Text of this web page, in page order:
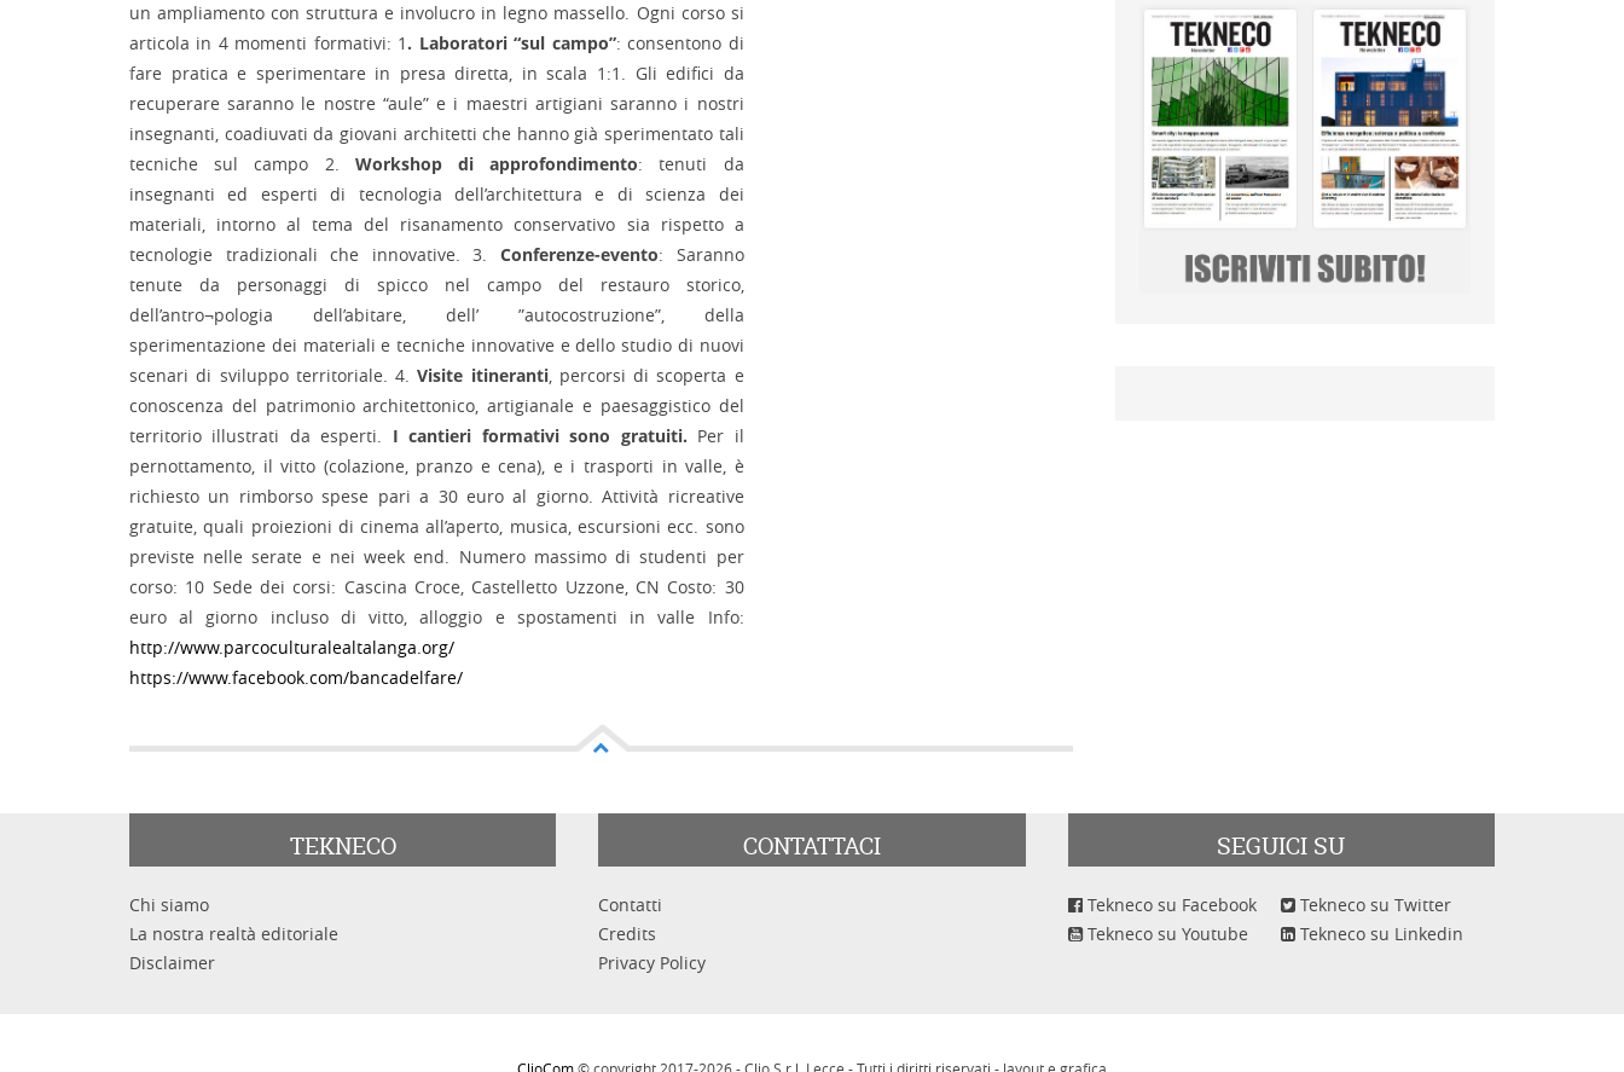
un ampliamento con struttura e involucro in legno massello. Ogni corso si
articola in 4 momenti formativi: 1. Laboratori “sul campo”: consentono di
fare pratica e sperimentare in presa diretta, in scala 1:1. Gli edifici da
recuperare saranno le nostre “aule” e i maestri artigiani saranno i nostri
insegnanti, coadiuvati da giovani architetti che hanno già sperimentato tali
tecniche sul campo 2. Workshop di approfondimento: tenuti da
insegnanti ed esperti di tecnologia dell’architettura e di scienza dei
materiali, intorno al tema del risanamento conservativo sia rispetto a
tecnologie tradizionali che innovative. 3. Conferenze-evento: Saranno
tenute da personaggi di spicco nel campo del restauro storico,
dell’antro¬pologia dell’abitare, dell’ ”autocostruzione”, della
sperimentazione dei materiali e tecniche innovative e dello studio di nuovi
scenari di sviluppo territoriale. 4.Visite itineranti, percorsi di scoperta e
conoscenza del patrimonio architettonico, artigianale e paesaggistico del
territorio illustrati da esperti. I cantieri formativi sono gratuiti. Per il
pernottamento, il vitto (colazione, pranzo e cena), e i trasporti in valle, è
richiesto un rimborso spese pari a 30 euro al giorno. Attività ricreative
gratuite, quali proiezioni di cinema all’aperto, musica, escursioni ecc. sono
previste nelle serate e nei week end. Numero massimo di studenti per
corso: 10 Sede dei corsi: Cascina Croce, Castelletto Uzzone, CN Costo: 30
euro al giorno incluso di vitto, alloggio e spostamenti in valle Info:
http://www.parcoculturalealtalanga.org/
https://www.facebook.com/bancadelfare/
TEKNECO
Chi siamo
La nostra realtà editoriale
Disclaimer
CONTATTACI
Contatti
Credits
Privacy Policy
SEGUICI SU
Tekneco su Facebook
Tekneco su Twitter
Tekneco su Youtube
Tekneco su Linkedin